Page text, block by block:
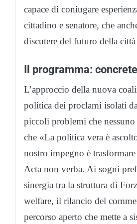
capace di coniugare
cittadino e senatore, che
discutere del futuro della
Il programma:
L’approccio della nuova
politica dei proclami isolati
piccoli problemi che
che «La politica vera è
nostro impegno è
Acta non verba. Ai sogni
sinergia tra la struttura di
welfare, il rilancio del
percorso aperto che mette a